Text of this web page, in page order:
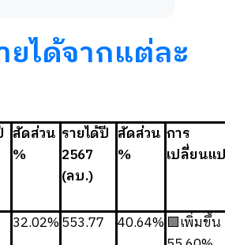
ยได้จากแต่ละ
สัดส่วน
%
รายได้ปี
2567
(ลบ.)
สัดส่วน
%
การ
เปลี่ยนแ
32.02%553.77 40.64%🟩เพิ่มขึ้น